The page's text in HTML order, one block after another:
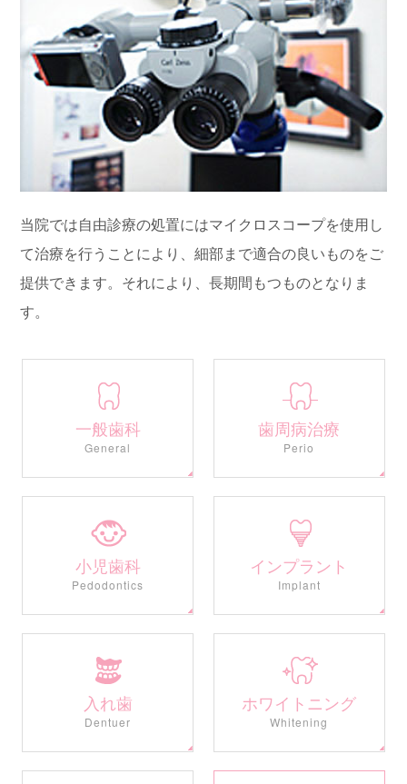
当院では自由診療の処置にはマイクロスコープを使用し
て治療を行うことにより、細部まで適合の良いものをご
提供できます。それにより、長期間もつものとなりま
す。
一般歯科
General
歯周病治療
Perio
小児歯科
Pedodontics
インプラント
Implant
入れ歯
Dentuer
ホワイトニング
Whitening